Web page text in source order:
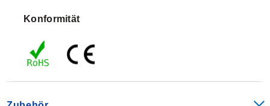
Konformität